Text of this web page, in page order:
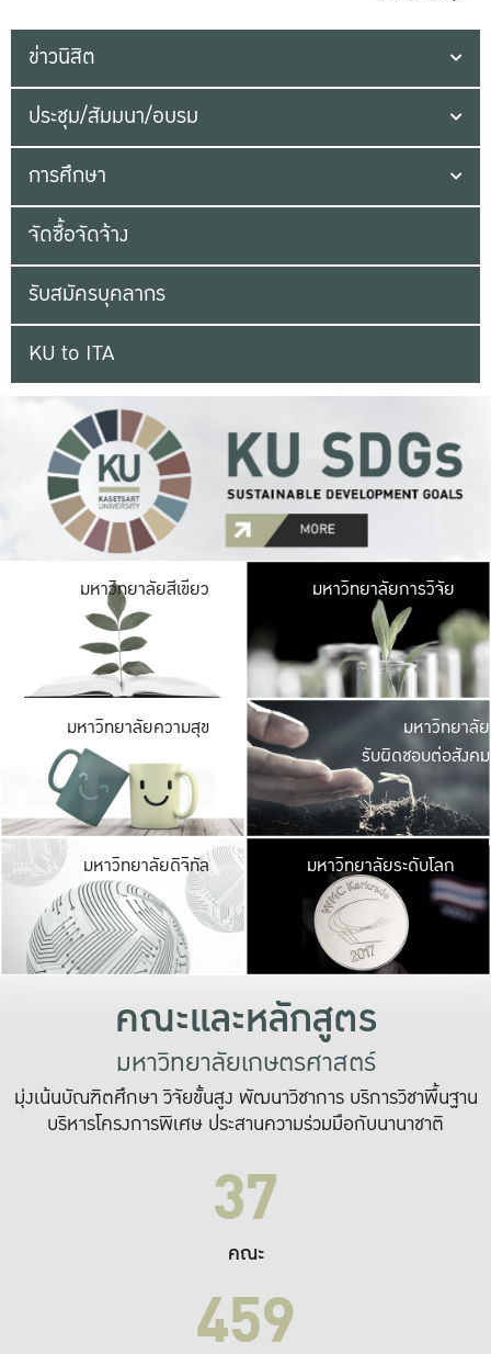
ข่าวนิสิต
ประชุม/สัมมนา/อบรม
การศึกษา
จัดซื้อจัดจ้าง
รับสมัครบุคลากร
KU to ITA
มหาวิทยาลัยสีเขียว มหาวิ
มีพื้นที่เขียวสดใส
เป็นป่าในเมือง เกษต
มหาวิทยาลัยการวิจัย
มหาวิทยาลัยความสุข มหาวิ
ค
เปิดประ
และพบเรื่องราวใ
มหาวิทยาลัย
รับผิดชอบต่อสังคม
มหาวิทยาลัยดิจิทัล มหาวิ
เปลี่ยนแปลง แล
เพื่อทำง
ระบบสารสนเทศ
มหาวิทยาลัยระดับโลก
คณะและหลักสูตร
มหาวิทยาลัยเกษตรศาสตร์
มุ่งเน้นบัณฑิตศึกษา วิจัยขั้นสูง พัฒนาวิชาการ บริการวิชาพื้นฐาน
บริหารโครงการพิเศษ ประสานความร่วมมือกับนานาชาติ
37
คณะ
459